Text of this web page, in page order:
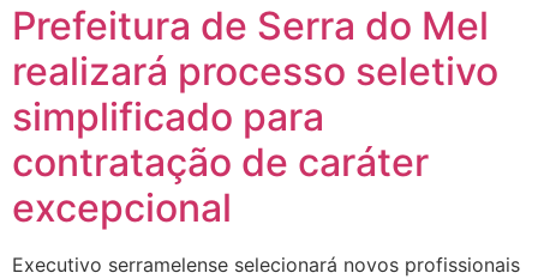
Prefeitura de Serra do Mel
realizará processo seletivo
simplificado para
contratação de caráter
excepcional
Executivo serramelense selecionará novos profissionais